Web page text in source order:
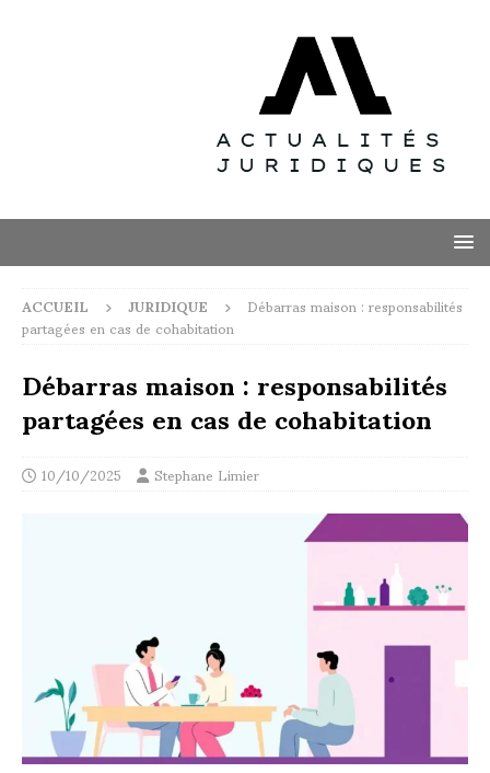
ACCUEIL JURIDIQUE Débarras maison : responsabilités
partagées en cas de cohabitation
Débarras maison : responsabilités
partagées en cas de cohabitation
10/10/2025 Stephane Limier